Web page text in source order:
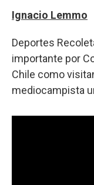
Ignacio Lemmo
Deportes
importante por
Chile como
mediocampista